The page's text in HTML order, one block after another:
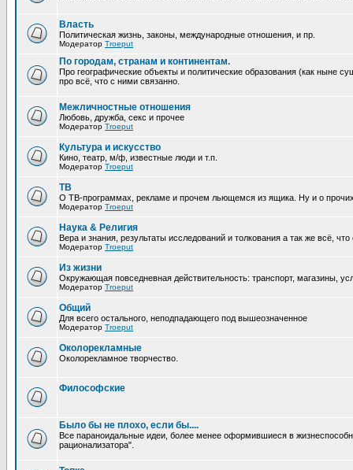
Власть
Политическая жизнь, законы, международные отношения, и пр.
Модератор Troeput
По городам, странам и континентам.
Про географические объекты и политические образования (как ныне
про всё, что с ними связанно.
Межличностные отношения
Любовь, дружба, секс и прочее
Модератор Troeput
Культура и искусство
Кино, театр, м/ф, известные люди и т.п.
Модератор Troeput
ТВ
О ТВ-программах, рекламе и прочем льющемся из ящика. Ну и о
Модератор Troeput
Наука & Религия
Вера и знания, результаты исследований и толкования а так же всё,
Модератор Troeput
Из жизни
Окружающая повседневная действительность: транспорт, магазины,
Модератор Troeput
Общий
Для всего остального, неподпадающего под вышеозначенное
Модератор Troeput
Околорекламные
Околорекламное творчество.
Философские
Было бы не плохо, если бы....
Все параноидальные идеи, более менее оформившиеся в
рационализатора".